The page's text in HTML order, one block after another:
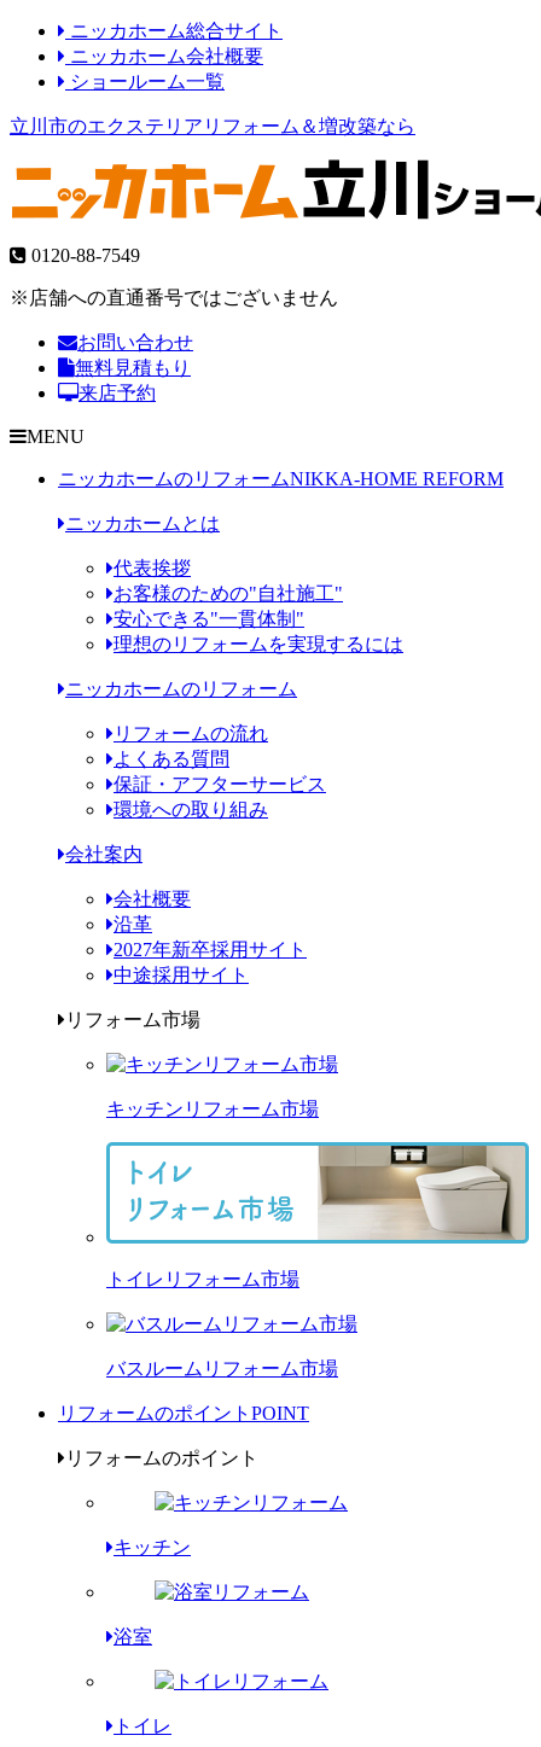
ニッカホーム総合サイト
ニッカホーム会社概要
ショールーム一覧
立川市のエクステリアリフォーム＆増改築なら
0120-88-7549
※店舗への直通番号ではございません
お問い合わせ
無料見積もり
来店予約
MENU
ニッカホームのリフォームNIKKA-HOME REFORM
ニッカホームとは
代表挨拶
お客様のための"自社施工"
安心できる"一貫体制"
理想のリフォームを実現するには
ニッカホームのリフォーム
リフォームの流れ
よくある質問
保証・アフターサービス
環境への取り組み
会社案内
会社概要
沿革
2027年新卒採用サイト
中途採用サイト
リフォーム市場
キッチンリフォーム市場
トイレリフォーム市場
バスルームリフォーム市場
リフォームのポイント POINT
リフォームのポイント
キッチン
浴室
トイレ